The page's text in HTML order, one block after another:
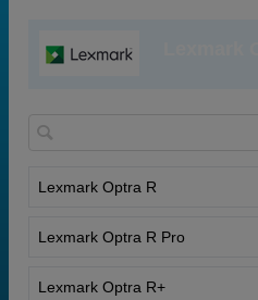
Lexmark Optra R
Lexmark Optra R Pro
Lexmark Optra R+